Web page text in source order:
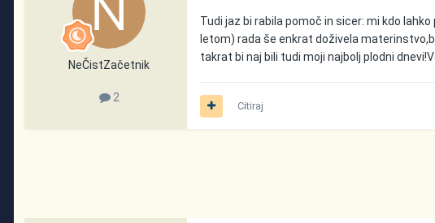
NeČistZačetnik
2
Tudi jaz bi rabila pomoč in sicer: mi kdo
letom) rada še enkrat doživela
takrat bi naj bili tudi moji najbolj plodni
Citiraj